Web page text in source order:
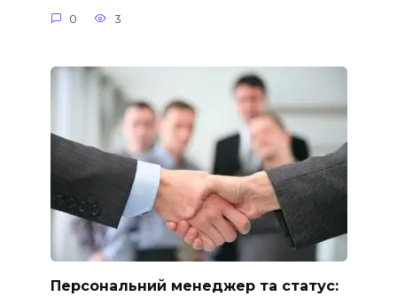
0 3
Персональний менеджер та статус: